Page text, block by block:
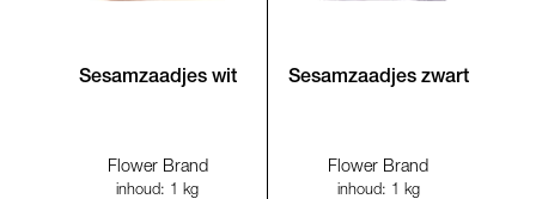
Sesamzaadjes wit
Flower Brand
inhoud: 1 kg
Sesamzaadjes zwart
Flower Brand
inhoud: 1 kg